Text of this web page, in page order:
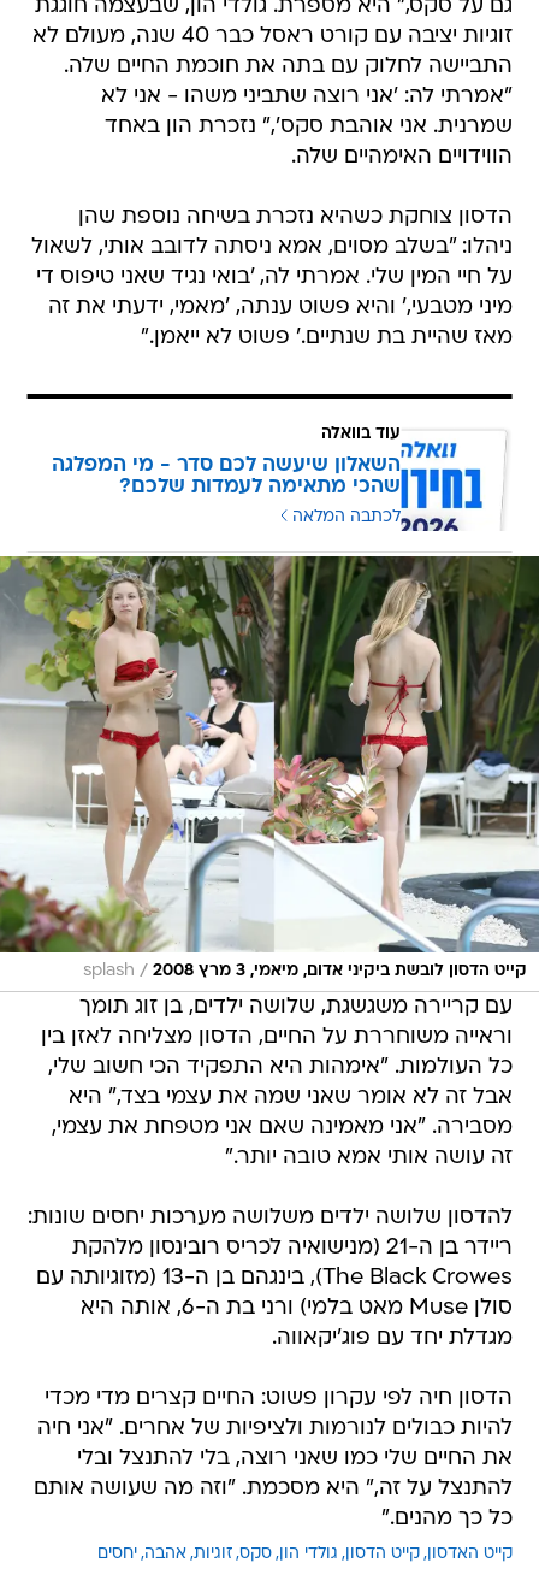
גם על סקס," היא מספרת. גולדי הון, שבעצמה חוגגת
זוגיות יציבה עם קורט ראסל כבר 40 שנה, מעולם לא
התביישה לחלוק עם בתה את חוכמת החיים שלה.
"אמרתי לה: 'אני רוצה שתביני משהו - אני לא
שמרנית. אני אוהבת סקס'," נזכרת הון באחד
הווידויים האימהיים שלה.
הדסון צוחקת כשהיא נזכרת בשיחה נוספת שהן
ניהלו: "בשלב מסוים, אמא ניסתה לדובב אותי, לשאול
על חיי המין שלי. אמרתי לה, 'בואי נגיד שאני טיפוס די
מיני מטבעי,' והיא פשוט ענתה, 'מאמי, ידעתי את זה
מאז שהיית בת שנתיים.' פשוט לא ייאמן."
עוד בוואלה
השאלון שיעשה לכם סדר - מי המפלגה
שהכי מתאימה לעמדות שלכם?
לכתבה המלאה
קייט הדסון לובשת ביקיני אדום, מיאמי, 3 מרץ 2008 /
splash
עם קריירה משגשגת, שלושה ילדים, בן זוג תומך
וראייה משוחררת על החיים, הדסון מצליחה לאזן בין
כל העולמות. "אימהות היא התפקיד הכי חשוב שלי,
אבל זה לא אומר שאני שמה את עצמי בצד," היא
מסבירה. "אני מאמינה שאם אני מטפחת את עצמי,
זה עושה אותי אמא טובה יותר."
להדסון שלושה ילדים משלושה מערכות יחסים שונות:
ריידר בן ה-21 (מנישואיה לכריס רובינסון מלהקת
The Black Crowes), בינגהם בן ה-13 (מזוגיותה עם
סולן Muse מאט בלמי) ורני בת ה-6, אותה היא
מגדלת יחד עם פוג'יקאווה.
הדסון חיה לפי עקרון פשוט: החיים קצרים מדי מכדי
להיות כבולים לנורמות ולציפיות של אחרים. "אני חיה
את החיים שלי כמו שאני רוצה, בלי להתנצל ובלי
להתנצל על זה," היא מסכמת. "וזה מה שעושה אותם
כל כך מהנים."
קייט האדסון קייט הדסון גולדי הון סקס זוגיות אהבה יחסים